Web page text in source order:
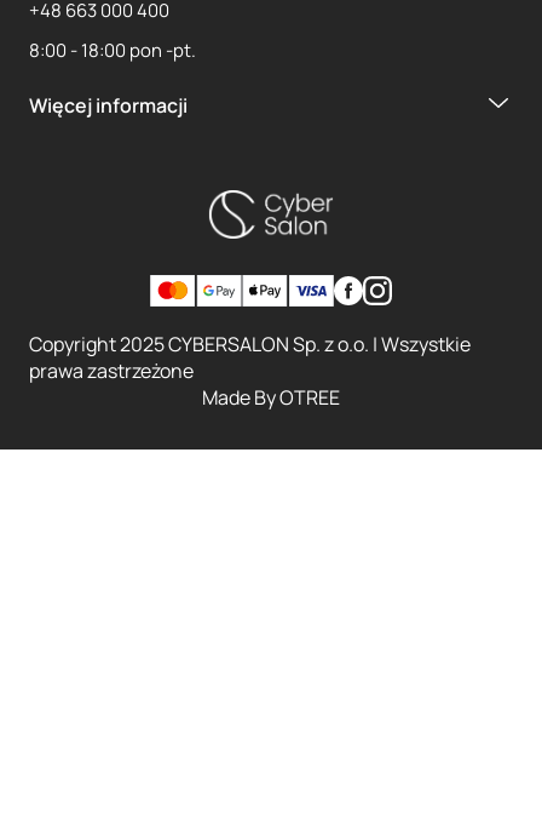
+48 663 000 400
8:00 - 18:00 pon -pt.
Więcej informacji
Copyright 2025 CYBERSALON Sp. z o.o. | Wszystkie
prawa zastrzeżone
Made ByOTREE